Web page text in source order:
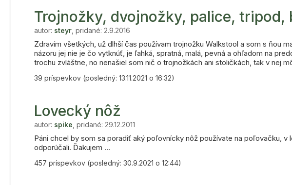
Trojnožky, dvojnožky, palice, tripod,
autor: steyr , pridané: 2.9.2016
Zdravím všetkých, už dlhší čas používam trojnožku Walkstool a som s ňou
názoru jej nie je čo vytknúť, je ľahká, spratná, malá, pevná a ohľadom na
trochu zvláštne, no nenašiel som nič o trojnožkách ani stoličkách, tak v nej
39 príspevkov (posledný: 13.11.2021 o 16:32)
Lovecký nôž
autor: spike , pridané: 29.12.2011
Páni chcel by som sa poradiť aký poľovnícky nôž používate na poľovačku, v
odporúčali. Ďakujem ...
457 príspevkov (posledný: 30.9.2021 o 12:44)